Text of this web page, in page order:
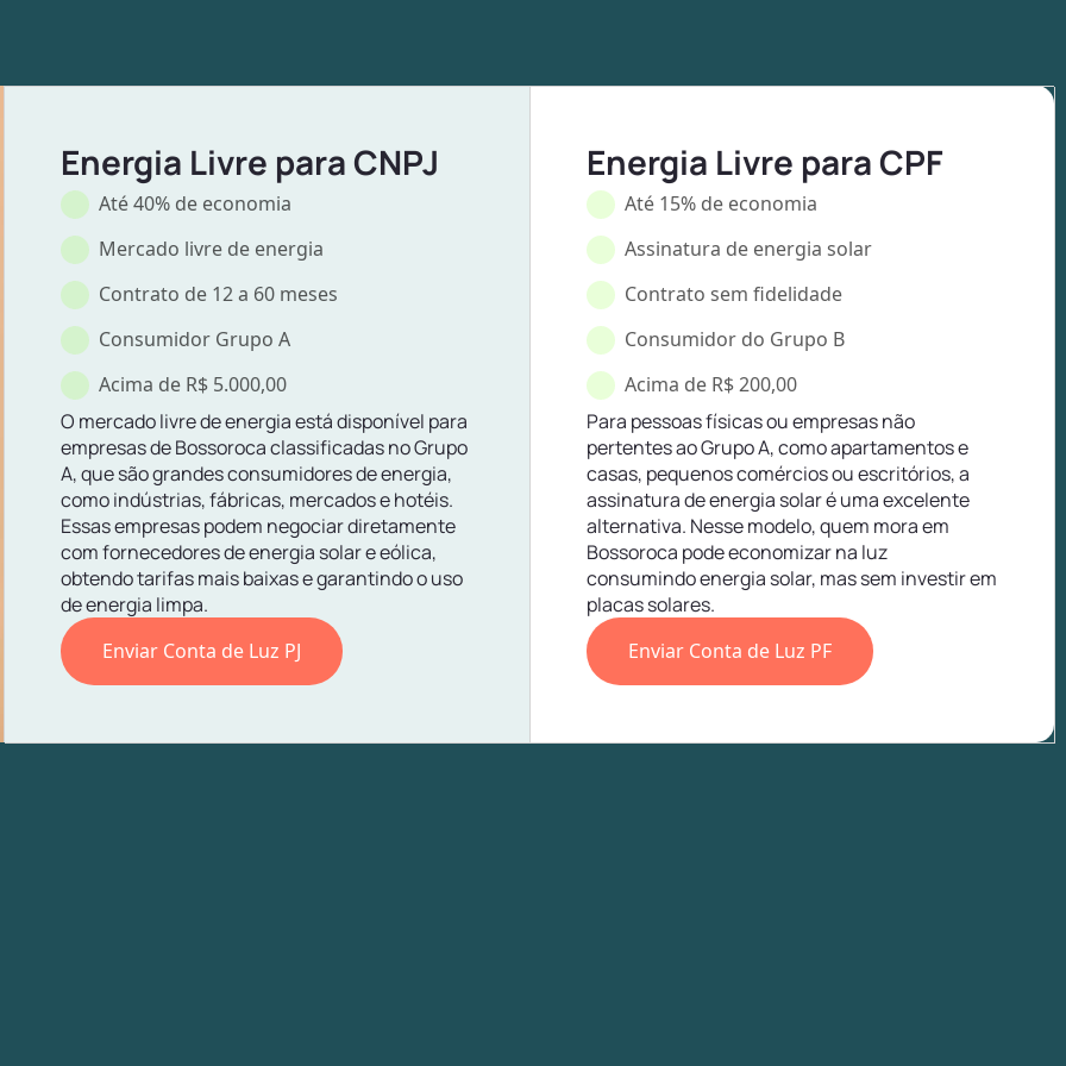
Energia Livre para CNPJ
Até 40% de economia
Mercado livre de energia
Contrato de 12 a 60 meses
Consumidor Grupo A
Acima de R$ 5.000,00
O mercado livre de energia está disponível para
empresas de Bossoroca classificadas no Grupo
A, que são grandes consumidores de energia,
como indústrias, fábricas, mercados e hotéis.
Essas empresas podem negociar diretamente
com fornecedores de energia solar e eólica,
obtendo tarifas mais baixas e garantindo o uso
de energia limpa.
Enviar Conta de Luz PJ
Energia Livre para CPF
Até 15% de economia
Assinatura de energia solar
Contrato sem fidelidade
Consumidor do Grupo B
Acima de R$ 200,00
Para pessoas físicas ou empresas não
pertentes ao Grupo A, como apartamentos e
casas, pequenos comércios ou escritórios, a
assinatura de energia solar é uma excelente
alternativa. Nesse modelo, quem mora em
Bossoroca pode economizar na luz
consumindo energia solar, mas sem investir em
placas solares.
Enviar Conta de Luz PF